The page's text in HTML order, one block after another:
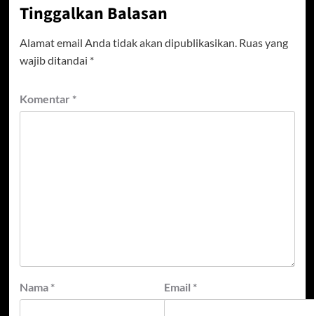
Tinggalkan Balasan
Alamat email Anda tidak akan dipublikasikan. Ruas yang
wajib ditandai *
Komentar *
Nama * Email *